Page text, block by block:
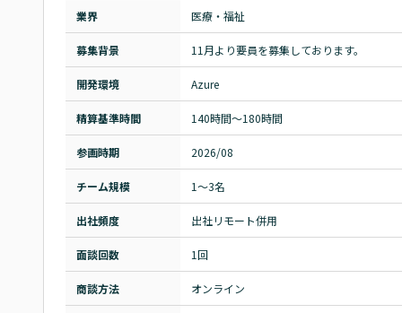
業界 医療・福祉
募集背景 11月より要員を募集しております。
開発環境 Azure
精算基準時間 140時間〜180時間
参画時期 2026/08
チーム規模 1～3名
出社頻度 出社リモート併用
面談回数 1回
商談方法 オンライン